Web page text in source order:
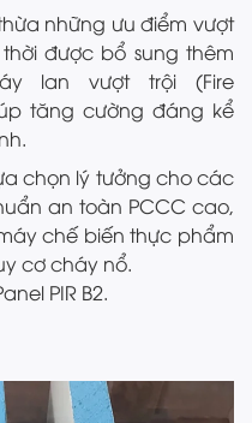
những ưu điểm vượt
được bổ sung thêm
lan vượt trội (Fire
tăng cường đáng kể
chọn lý tưởng cho các
an toàn PCCC cao,
chế biến thực phẩm
cơ cháy nổ.
PIR B2.